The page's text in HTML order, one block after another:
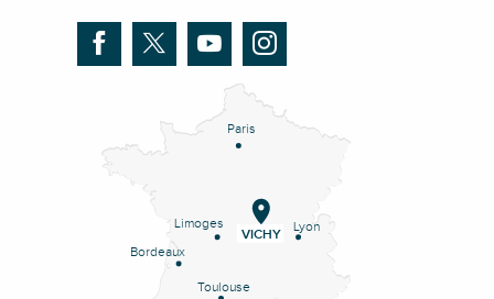
Paris
Lyon
Limoges
Bordeaux
Toulouse
VICHY